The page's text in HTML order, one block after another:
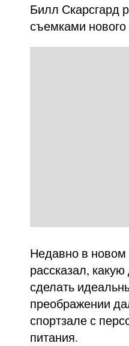
Билл Скарсгард
съемками
Недавно в новом
рассказал,
сделать
преображении
спортзале с
питания.